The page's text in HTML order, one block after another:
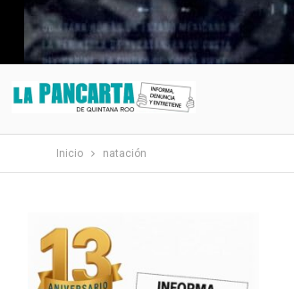
Inicio natación